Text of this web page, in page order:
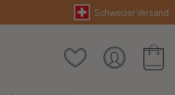
Schweizer Versand